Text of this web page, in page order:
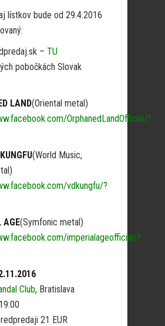
lístkov bude od 29.4.2016
– TU
pobočkách Slovak
LAND(Oriental metal)
OrphanedLandOfficial/?
(World Music,
vdkungfu/?
AGE(Symfonic metal)
imperialageofficial/?
Club, Bratislava
21 EUR